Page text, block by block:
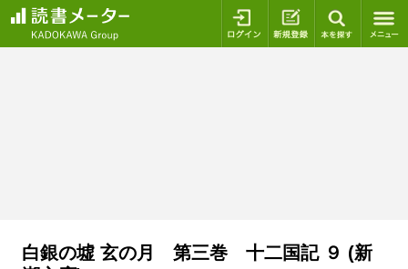
ログイン 新規登録
白銀の墟 玄の月 第三巻 十二国記 ９ (新